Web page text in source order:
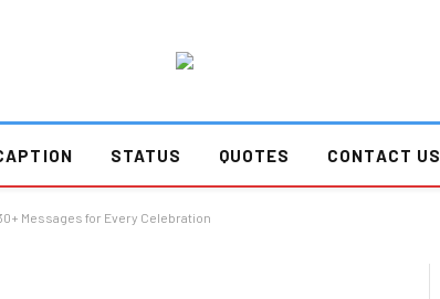
STATUS QUOTES CONTACT US
Messages for Every Celebration